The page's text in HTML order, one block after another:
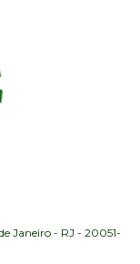
Janeiro - RJ - 20051-